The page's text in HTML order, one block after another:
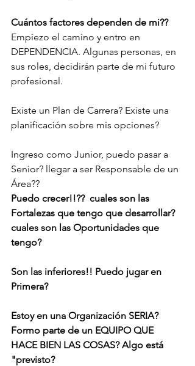
Cuántos factores dependen de mi??
Empiezo el camino y entro en
DEPENDENCIA. Algunas personas, en
sus roles, decidirán parte de mi futuro
profesional.
Existe un Plan de Carrera? Existe una
planificación sobre mis opciones?
Ingreso como Junior, puedo pasar a
Senior? llegar a ser Responsable de un
Área??
Puedo crecer!!??  cuales son las
Fortalezas que tengo que desarrollar?
cuales son las Oportunidades que
tengo?
Son las inferiores!! Puedo jugar en
Primera?
Estoy en una Organización SERIA?
Formo parte de un EQUIPO QUE
HACE BIEN LAS COSAS? Algo está
"previsto?